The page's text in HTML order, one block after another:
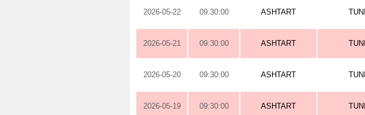
2026-05-22 09:30:00 ASHTART
2026-05-21 09:30:00 ASHTART
2026-05-20 09:30:00 ASHTART
2026-05-19 09:30:00 ASHTART